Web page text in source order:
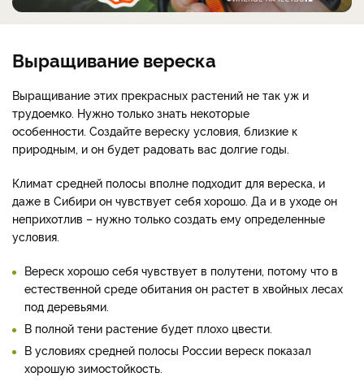
Выращивание вереска
Выращивание этих прекрасных растений не так уж и
трудоемко. Нужно только знать некоторые
особенности. Создайте вереску условия, близкие к
природным, и он будет радовать вас долгие годы.
Климат средней полосы вполне подходит для вереска, и
даже в Сибири он чувствует себя хорошо. Да и в уходе он
неприхотлив – нужно только создать ему определенные
условия.
Вереск хорошо себя чувствует в полутени, потому что в
естественной среде обитания он растет в хвойных лесах
под деревьями.
В полной тени растение будет плохо цвести.
В условиях средней полосы России вереск показал
хорошую зимостойкость.